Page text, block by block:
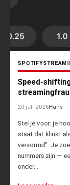
SPOTIFY
Speed-
20 juli 2026Hans
Stel je voor: je
staat dat klinkt
vervormd”. Je
nummers zijn —
onder…